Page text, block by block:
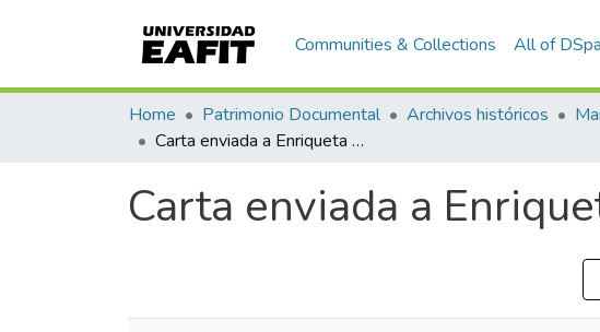
Communities & Collections All of
Home Patrimonio Documental Archivos históricos
Carta enviada a Enriqueta Vásquez de Ospina, Guatemala
Carta enviada a